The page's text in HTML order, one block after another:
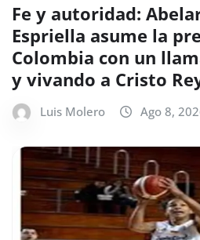
Fe y autoridad:
Espriella asume la
Colombia con un
y vivando a Cristo
Luis Molero Ago 8,